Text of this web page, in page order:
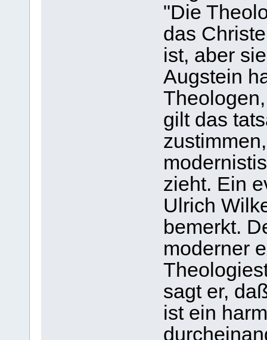
"Die
das
ist, aber
Augstein
gilt das
zieht. Ein
Ulrich
bemerkt.
moderner
sagt er,
ist ein